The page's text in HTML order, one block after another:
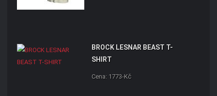
BROCK LESNAR BEAST T-
SHIRT
Cena: 1773-Kč